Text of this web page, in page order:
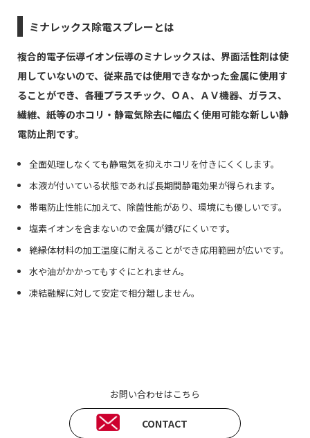
ミナレックス除電スプレーとは
複合的電子伝導イオン伝導のミナレックスは、界面活性剤は使
用していないので、従来品では使用できなかった金属に使用す
ることができ、各種プラスチック、ＯＡ、ＡＶ機器、ガラス、
繊維、紙等のホコリ・静電気除去に幅広く使用可能な新しい静
電防止剤です。
全面処理しなくても静電気を抑えホコリを付きにくくします。
本液が付いている状態であれば長期間静電効果が得られます。
帯電防止性能に加えて、除菌性能があり、環境にも優しいです。
塩素イオンを含まないので金属が錆びにくいです。
絶縁体材料の加工温度に耐えることができ応用範囲が広いです。
水や油がかかってもすぐにとれません。
凍結融解に対して安定で相分離しません。
お問い合わせはこちら
CONTACT